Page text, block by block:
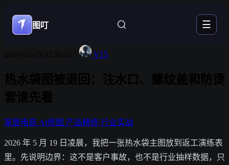
图叮 ☰
V15
家居电商 AI修图 产品精修 行业实战
2026 年 5 月 19 日凌晨，我把一张热水袋主图放到返工演练表
里。先说明边界：这不是客户事故，也不是行业抽样数据，只